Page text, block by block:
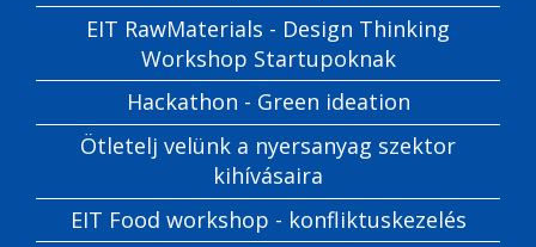
EIT RawMaterials - Design Thinking
Workshop Startupoknak
Hackathon - Green ideation
Ötletelj velünk a nyersanyag szektor
kihívásaira
EIT Food workshop - konfliktuskezelés